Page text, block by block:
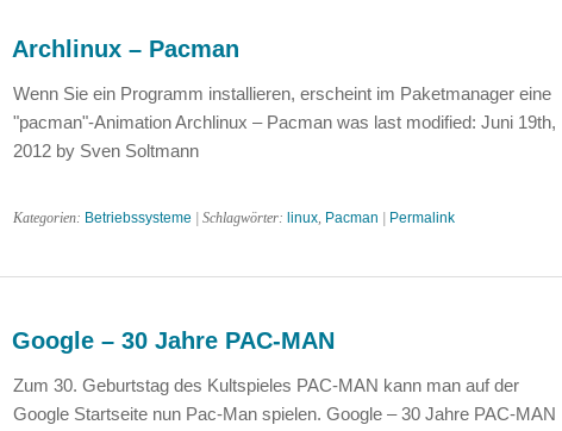
Archlinux – Pacman
Wenn Sie ein Programm installieren, erscheint im Paketmanager eine
"pacman"-Animation Archlinux – Pacman was last modified: Juni 19th,
2012 by Sven Soltmann
Kategorien: Betriebssysteme | Schlagwörter: linux, Pacman Permalink
Google – 30 Jahre PAC-MAN
Zum 30. Geburtstag des Kultspieles PAC-MAN kann man auf der
Google Startseite nun Pac-Man spielen. Google – 30 Jahre PAC-MAN